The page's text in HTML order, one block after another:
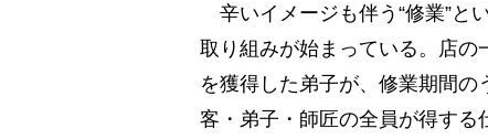
辛いイメージも伴う“修業”と
取り組みが始まっている。店の
を獲得した弟子が、修業期間
客・弟子・師匠の全員が得する